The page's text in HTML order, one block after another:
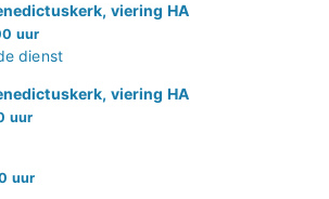
viering HA
uur
dienst
viering HA
uur
uur